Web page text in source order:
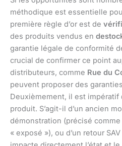
méthodique est essentielle
première règle d’or est de
des produits vendus en
garantie légale de conformité
crucial de confirmer ce point
distributeurs, comme Rue du
peuvent proposer des
Deuxièmement, il est
produit. S’agit-il d’un ancien
démonstration (précisé
« exposé »), ou d’un retour